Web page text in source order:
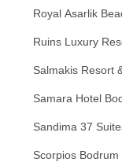
Royal Asarlik
Ruins Luxury
Salmakis Resort
Samara Hotel
Sandima 37
Scorpios Bodrum